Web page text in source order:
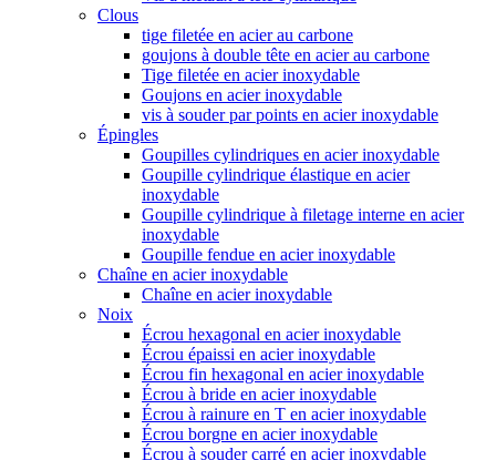
Clous
tige filetée en acier au carbone
goujons à double tête en acier au carbone
Tige filetée en acier inoxydable
Goujons en acier inoxydable
vis à souder par points en acier inoxydable
Épingles
Goupilles cylindriques en acier inoxydable
Goupille cylindrique élastique en acier
inoxydable
Goupille cylindrique à filetage interne en acier
inoxydable
Goupille fendue en acier inoxydable
Chaîne en acier inoxydable
Chaîne en acier inoxydable
Noix
Écrou hexagonal en acier inoxydable
Écrou épaissi en acier inoxydable
Écrou fin hexagonal en acier inoxydable
Écrou à bride en acier inoxydable
Écrou à rainure en T en acier inoxydable
Écrou borgne en acier inoxydable
Écrou à souder carré en acier inoxydable